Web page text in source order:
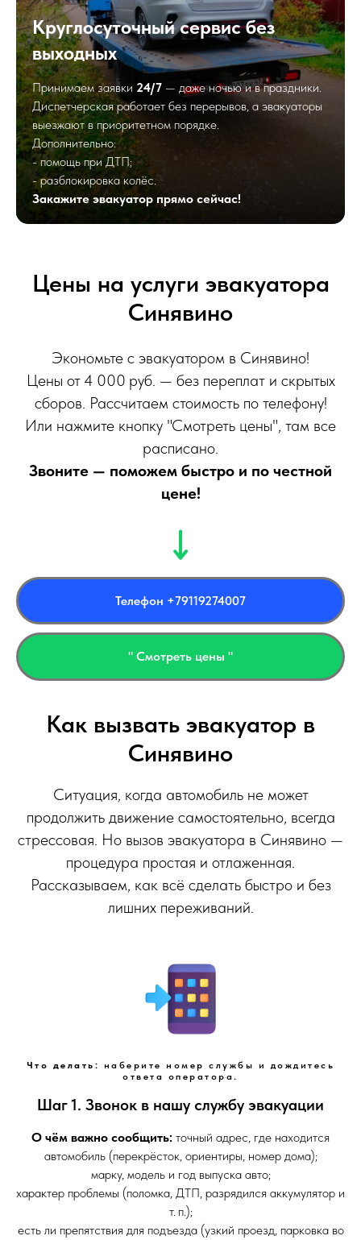
Круглосуточный сервис без
выходных
Принимаем заявки 24/7 — даже ночью и в праздники.
Диспетчерская работает без перерывов, а эвакуаторы
выезжают в приоритетном порядке.
Дополнительно:
- помощь при ДТП;
- разблокировка колёс.
Закажите эвакуатор прямо сейчас!
Цены на услуги эвакуатора
Синявино
Экономьте с эвакуатором в Синявино!
Цены от 4 000 руб. — без переплат и скрытых
сборов. Рассчитаем стоимость по телефону!
Или нажмите кнопку "Смотреть цены", там все
расписано.
Звоните — поможем быстро и по честной
цене!
Телефон +79119274007
" Смотреть цены "
Как вызвать эвакуатор в
Синявино
Ситуация, когда автомобиль не может
продолжить движение самостоятельно, всегда
стрессовая. Но вызов эвакуатора в Синявино —
процедура простая и отлаженная.
Рассказываем, как всё сделать быстро и без
лишних переживаний.
Что делать:
наберите номер службы и дождитесь
ответа оператора.
Шаг 1. Звонок в нашу службу эвакуации
О чём важно сообщить: точный адрес, где находится
автомобиль (перекрёсток, ориентиры, номер дома);
марку, модель и год выпуска авто;
характер проблемы (поломка, ДТП, разрядился аккумулятор и
т. п.);
есть ли препятствия для подъезда (узкий проезд, парковка во